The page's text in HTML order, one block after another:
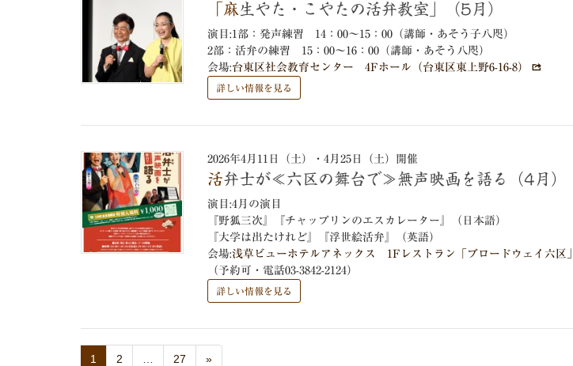
「麻生やた・こやたの活弁教室」（5月）
演目:1部：発声練習 14：00～15：00（講師・あそう子八咫）
2部：活弁の練習 15：00～16：00（講師・あそう八咫）
会場:台東区社会教育センター 4Fホール（台東区東上野6-16-8）
詳しい情報を見る
2026年4月11日（土）・4月25日（土）開催
活弁士が≪六区の舞台で≫無声映画を語る（4月）
演目:4月の演目
『野狐三次』『チャップリンのエスカレーター』（日本語）
『大学は出たけれど』『浮世絵活弁』（英語）
会場:浅草ビューホテルアネックス 1Fレストラン「ブロードウェイ六区」
（予約可・電話03-3842-2124）
詳しい情報を見る
1 2 27 »